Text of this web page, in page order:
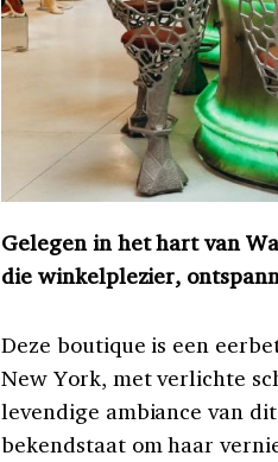
Gelegen in het hart van
die winkelplezier,
Deze boutique is een
New York, met verlichte
levendige ambiance van
bekendstaat om haar